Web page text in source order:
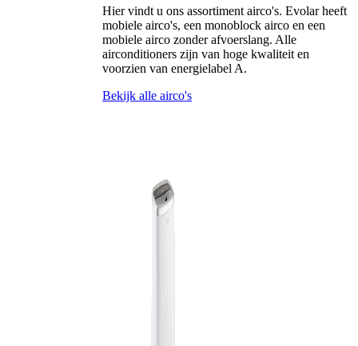
Hier vindt u ons assortiment airco's. Evolar heeft
mobiele airco's, een monoblock airco en een
mobiele airco zonder afvoerslang. Alle
airconditioners zijn van hoge kwaliteit en
voorzien van energielabel A.
Bekijk alle airco's